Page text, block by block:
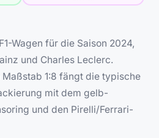
Wagen für die Saison 2024,
und Charles Leclerc.
1:8 fängt die typische
mit dem gelb-
und den Pirelli/Ferrari-